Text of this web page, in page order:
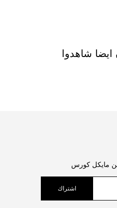
شاهدوا
مايكل كورس
اشتراك